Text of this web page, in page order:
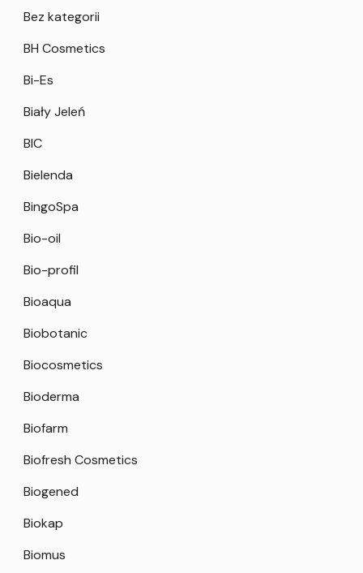
Bez kategorii
BH Cosmetics
Bi-Es
Biały Jeleń
BIC
Bielenda
BingoSpa
Bio-oil
Bio-profil
Bioaqua
Biobotanic
Biocosmetics
Bioderma
Biofarm
Biofresh Cosmetics
Biogened
Biokap
Biomus